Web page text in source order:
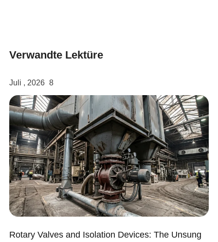
Verwandte Lektüre
Juli , 2026 8
Rotary Valves and Isolation Devices: The Unsung